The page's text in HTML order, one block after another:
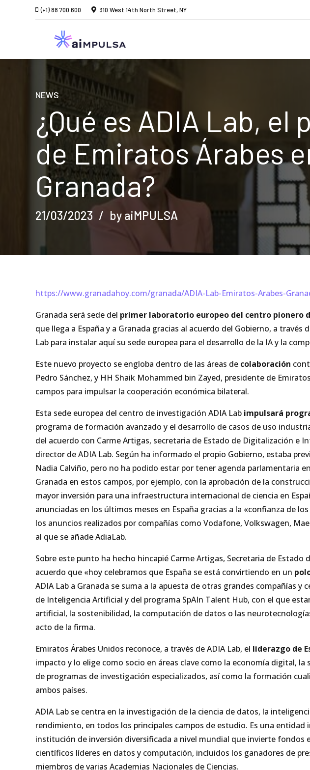
(+1) 88 700 600 310 West 14th North Street, NY
NEWS
¿Qué es ADIA Lab, el
de Emiratos Árabes
Granada?
21/03/2023 by aiMPULSA
https://www.granadahoy.com/granada/ADIA-Lab-Emiratos-Arabes-
Granada será sede del primer laboratorio europeo del centro pionero
que llega a España y a Granada gracias al acuerdo del Gobierno, a
Lab para instalar aquí su sede europea para el desarrollo de la IA y la
Este nuevo proyecto se engloba dentro de las áreas de colaboración
Pedro Sánchez, y HH Shaik Mohammed bin Zayed, presidente de
campos para impulsar la cooperación económica bilateral.
Esta sede europea del centro de investigación ADIA Lab impulsará
programa de formación avanzado y el desarrollo de casos de uso
del acuerdo con Carme Artigas, secretaria de Estado de Digitalización e
director de ADIA Lab. Según ha informado el propio Gobierno, estaba
Nadia Calviño, pero no ha podido estar por tener agenda parlamentaria
Granada en estos campos, por ejemplo, con la aprobación de la
mayor inversión para una infraestructura internacional de ciencia en
anunciadas en los últimos meses en España gracias a la «confianza de
los anuncios realizados por compañías como Vodafone, Volkswagen,
al que se añade AdiaLab.
Sobre este punto ha hecho hincapié Carme Artigas, Secretaria de
acuerdo que «hoy celebramos que España se está convirtiendo en un
ADIA Lab a Granada se suma a la apuesta de otras grandes compañías
de Inteligencia Artificial y del programa SpAIn Talent Hub, con el que
artificial, la sostenibilidad, la computación de datos o las
acto de la firma.
Emiratos Árabes Unidos reconoce, a través de ADIA Lab, el liderazgo de
impacto y lo elige como socio en áreas clave como la economía digital,
de programas de investigación especializados, así como la formación
ambos países.
ADIA Lab se centra en la investigación de la ciencia de datos, la
rendimiento, en todos los principales campos de estudio. Es una
institución de inversión diversificada a nivel mundial que invierte fondos
científicos líderes en datos y computación, incluidos los ganadores de
miembros de varias Academias Nacionales de Ciencias.